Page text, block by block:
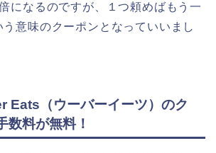
になるのですが、１つ頼めばもう一
意味のクーポンとなっていいまし
Eats（ウーバーイーツ）のク
数料が無料！